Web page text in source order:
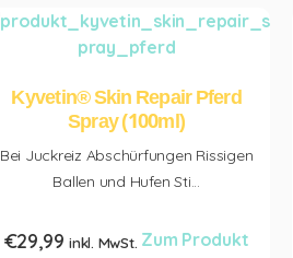
Kyvetin® Skin Repair Pferd
Spray (100ml)
Bei Juckreiz Abschürfungen Rissigen
Ballen und Hufen Sti...
€29,99 inkl. MwSt. Zum Produkt